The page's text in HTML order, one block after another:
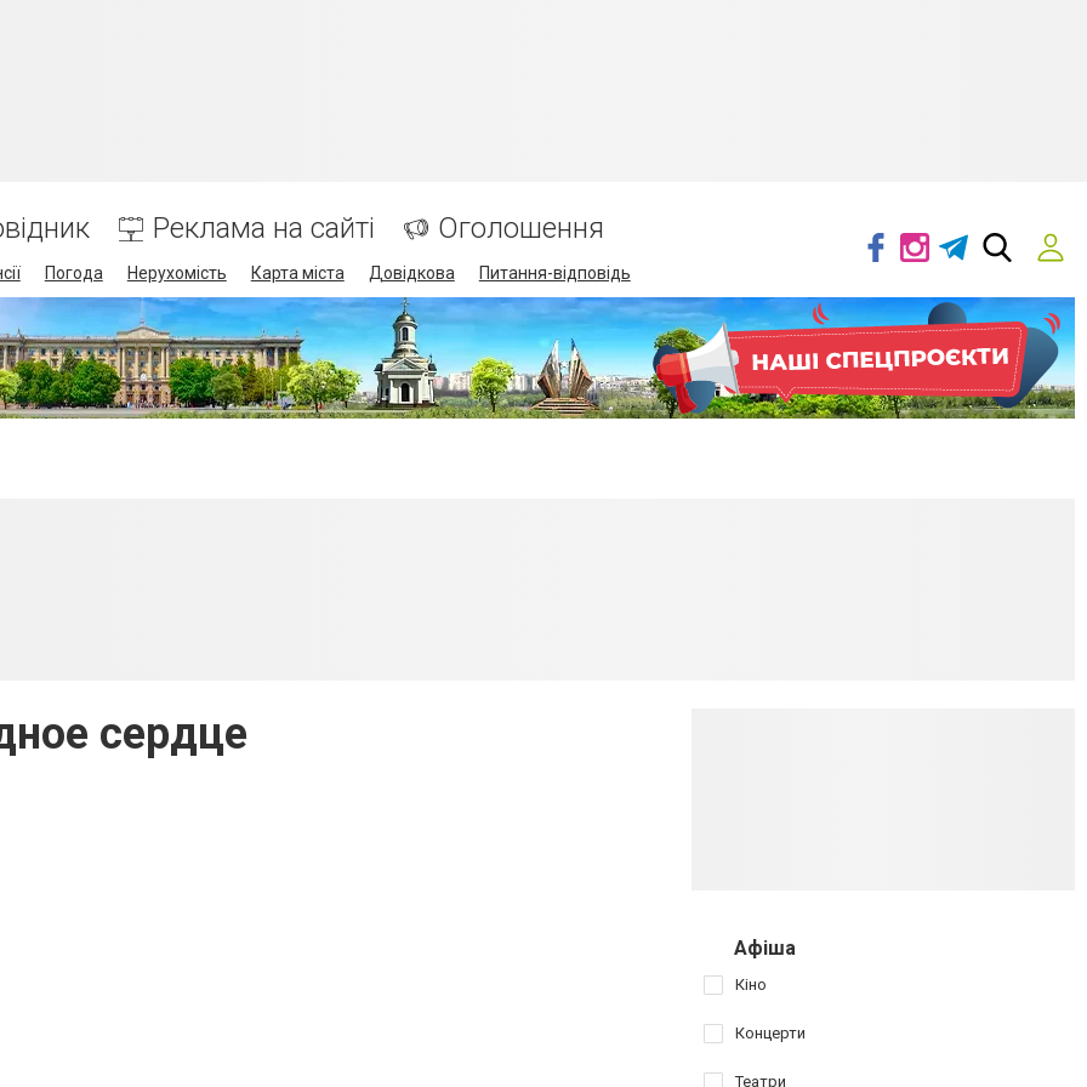
Реклама на сайті Оголошення
Погода Нерухомість Карта міста Довідкова Питання-відповідь
сердце
Афіша
Кіно
Концерти
Театри